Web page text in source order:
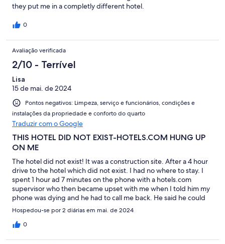
they put me in a completly different hotel.
0
Avaliação verificada
2/10 - Terrível
Lisa
15 de mai. de 2024
Pontos negativos: Limpeza, serviço e funcionários, condições e
instalações da propriedade e conforto do quarto
Traduzir com o Google
THIS HOTEL DID NOT EXIST-HOTELS.COM HUNG UP
ON ME
The hotel did not exist! It was a construction site. After a 4 hour
drive to the hotel which did not exist. I had no where to stay. I
spent 1 hour ad 7 minutes on the phone with a hotels.com
supervisor who then became upset with me when I told him my
phone was dying and he had to call me back. He said he could
not call me back and if I hang up the phone on him that was "on
me" To make matters worse, i tried to book another hotel, they
were at full capacity and the hotel manager said several people
Hospedou-se por 2 diárias em mai. de 2024
0